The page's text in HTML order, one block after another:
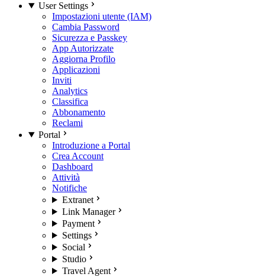
User Settings
Impostazioni utente (IAM)
Cambia Password
Sicurezza e Passkey
App Autorizzate
Aggiorna Profilo
Applicazioni
Inviti
Analytics
Classifica
Abbonamento
Reclami
Portal
Introduzione a Portal
Crea Account
Dashboard
Attività
Notifiche
Extranet
Link Manager
Payment
Settings
Social
Studio
Travel Agent